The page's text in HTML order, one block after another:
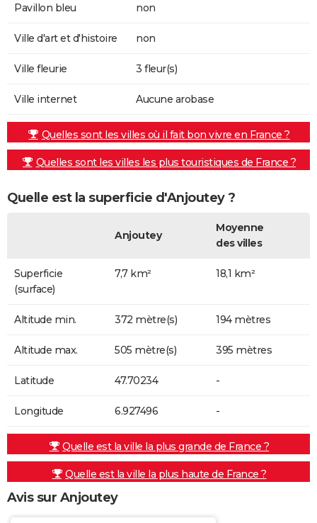
Pavillon bleu non
Ville d'art et d'histoire non
Ville fleurie 3 fleur(s)
Ville internet Aucune arobase
Quelles sont les villes où il fait bon vivre en France ?
Quelles sont les villes les plus touristiques de France ?
Quelle est la superficie d'Anjoutey ?
Anjoutey
Moyenne
des villes
Superficie
(surface)
7,7 km² 18,1 km²
Altitude min. 372 mètre(s) 194 mètres
Altitude max. 505 mètre(s) 395 mètres
Latitude 47.70234 -
Longitude 6.927496 -
Quelle est la ville la plus grande de France ?
Quelle est la ville la plus haute de France ?
Avis sur Anjoutey